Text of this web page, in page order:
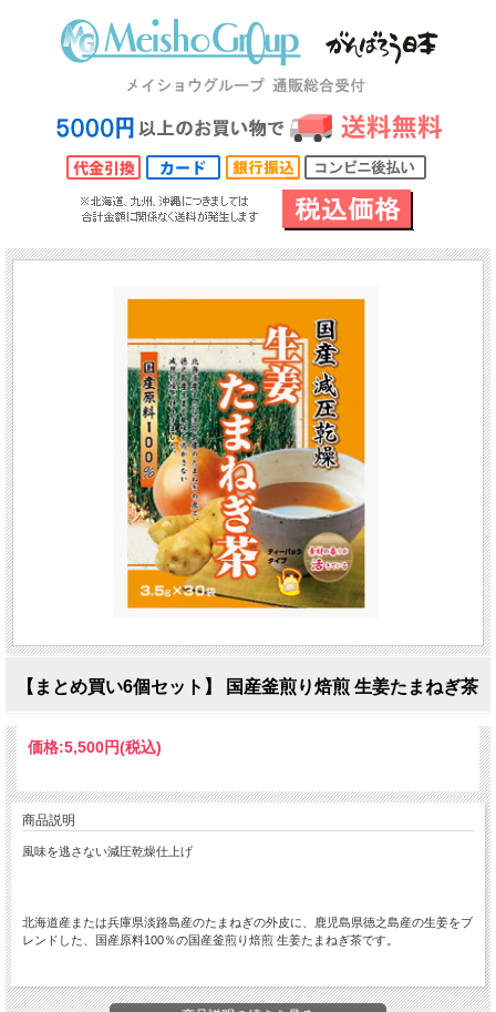
【まとめ買い6個セット】 国産釜煎り焙煎 生姜たまねぎ茶
価格:5,500円(税込)
商品説明
風味を逃さない減圧乾燥仕上げ
北海道産または兵庫県淡路島産のたまねぎの外皮に、鹿児島県徳之島産の生姜をブ
レンドした、国産原料100％の国産釜煎り焙煎 生姜たまねぎ茶です。
商品名国産釜煎り焙煎 生姜たまねぎ茶